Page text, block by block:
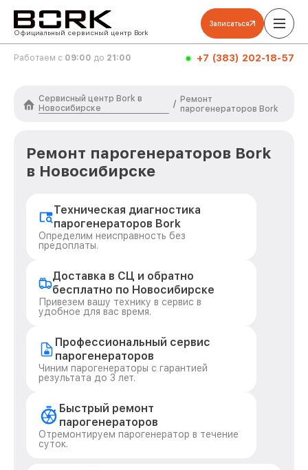
Официальный сервисный центр Bork
Записаться
Работаем с 09:00 до 21:00 +7 (383) 202-18-57
Сервисный центр Bork в
Новосибирске
/ Ремонт
парогенераторов Bork
Ремонт парогенераторов Bork
в Новосибирске
Техническая диагностика
парогенераторов Bork
Определим неисправность без
предоплаты.
Доставка в СЦ и обратно
бесплатно по Новосибирске
Привезем вашу технику в сервис в
удобное для вас время.
Профессиональный сервис
парогенераторов
Чиним парогенераторы с гарантией
результата до 3 лет.
Быстрый ремонт
парогенераторов
Отремонтируем парогенератор в течение
суток.